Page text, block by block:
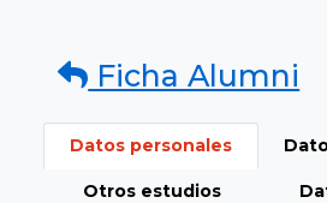
Ficha Alumni
Datos personales
Otros estudios